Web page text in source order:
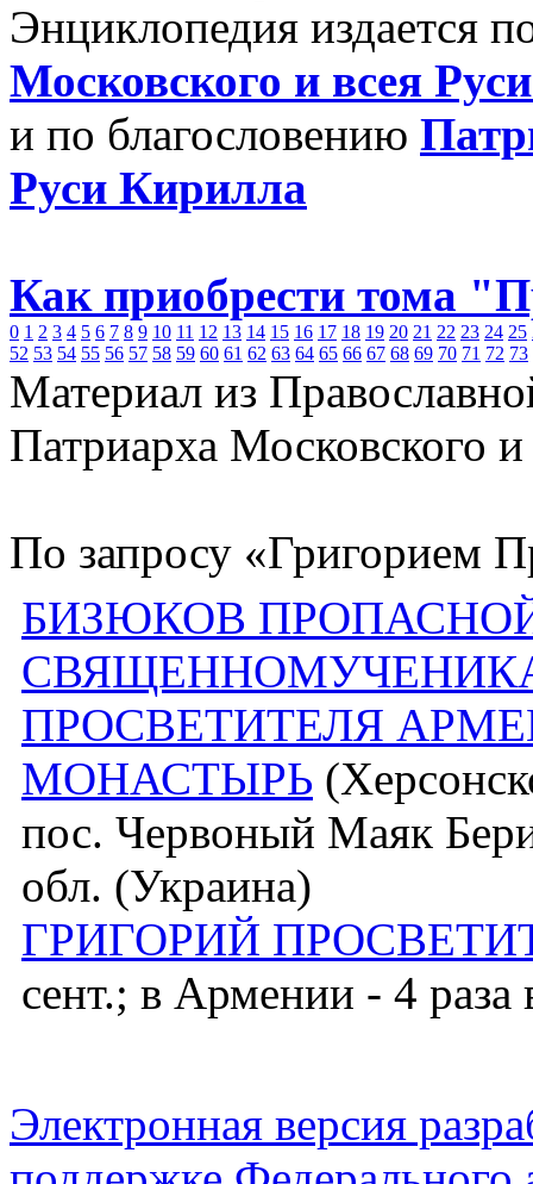
Энциклопедия издается
Московского и всея
и по благословению
Руси Кирилла
Как приобрести тома
0 1 2 3 4 5 6 7 8 9 10 11 12 13 14 15 16 17 18 19 20 21 22 23 24 25
52 53 54 55 56 57 58 59 60 61 62 63 64 65 66 67 68 69 70 71 72 73
Материал из
Патриарха Московского
По запросу «Григорием
БИЗЮКОВ
ПРОСВЕТИТЕЛЯ
МОНАСТЫРЬ
пос. Червоный Маяк
обл. (Украина)
ГРИГОРИЙ
сент.; в Армении - 4 раза
Электронная версия